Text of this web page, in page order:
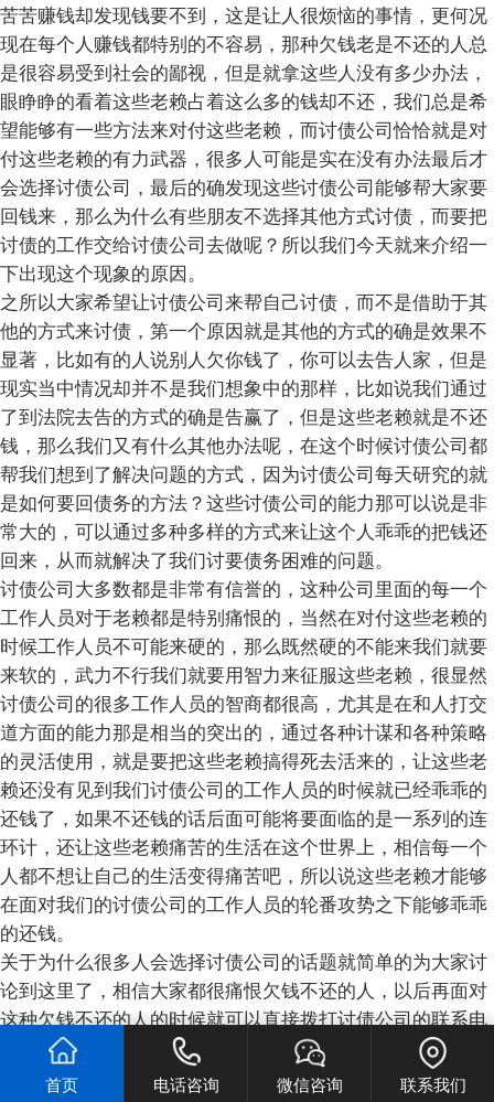
苦苦赚钱却发现钱要不到，这是让人很烦恼的事情，更何况
现在每个人赚钱都特别的不容易，那种欠钱老是不还的人总
是很容易受到社会的鄙视，但是就拿这些人没有多少办法，
眼睁睁的看着这些老赖占着这么多的钱却不还，我们总是希
望能够有一些方法来对付这些老赖，而讨债公司恰恰就是对
付这些老赖的有力武器，很多人可能是实在没有办法最后才
会选择讨债公司，最后的确发现这些讨债公司能够帮大家要
回钱来，那么为什么有些朋友不选择其他方式讨债，而要把
讨债的工作交给讨债公司去做呢？所以我们今天就来介绍一
下出现这个现象的原因。
之所以大家希望让讨债公司来帮自己讨债，而不是借助于其
他的方式来讨债，第一个原因就是其他的方式的确是效果不
显著，比如有的人说别人欠你钱了，你可以去告人家，但是
现实当中情况却并不是我们想象中的那样，比如说我们通过
了到法院去告的方式的确是告赢了，但是这些老赖就是不还
钱，那么我们又有什么其他办法呢，在这个时候讨债公司都
帮我们想到了解决问题的方式，因为讨债公司每天研究的就
是如何要回债务的方法？这些讨债公司的能力那可以说是非
常大的，可以通过多种多样的方式来让这个人乖乖的把钱还
回来，从而就解决了我们讨要债务困难的问题。
讨债公司大多数都是非常有信誉的，这种公司里面的每一个
工作人员对于老赖都是特别痛恨的，当然在对付这些老赖的
时候工作人员不可能来硬的，那么既然硬的不能来我们就要
来软的，武力不行我们就要用智力来征服这些老赖，很显然
讨债公司的很多工作人员的智商都很高，尤其是在和人打交
道方面的能力那是相当的突出的，通过各种计谋和各种策略
的灵活使用，就是要把这些老赖搞得死去活来的，让这些老
赖还没有见到我们讨债公司的工作人员的时候就已经乖乖的
还钱了，如果不还钱的话后面可能将要面临的是一系列的连
环计，还让这些老赖痛苦的生活在这个世界上，相信每一个
人都不想让自己的生活变得痛苦吧，所以说这些老赖才能够
在面对我们的讨债公司的工作人员的轮番攻势之下能够乖乖
的还钱。
关于为什么很多人会选择讨债公司的话题就简单的为大家讨
论到这里了，相信大家都很痛恨欠钱不还的人，以后再面对
这种欠钱不还的人的时候就可以直接拨打讨债公司的联系电
话，讨债公司的工作人员会非常热心的接待大家，会为客户
提出多种多样得套袋的方法和策略，能够非常及时的帮助大
首页 电话咨询 微信咨询 联系我们